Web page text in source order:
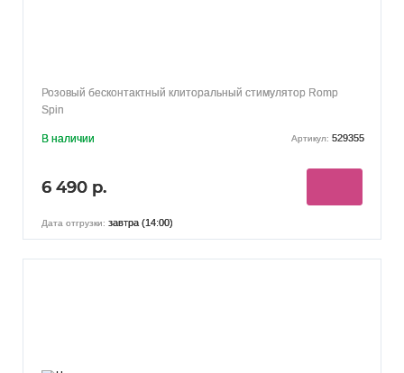
Розовый бесконтактный клиторальный стимулятор Romp
Spin
В наличии Артикул: 529355
6 490 р.
Дата отгрузки: завтра (14:00)